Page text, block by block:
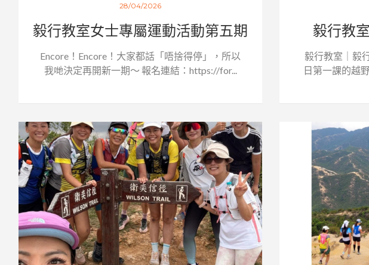
28/04/2026
毅行教室女士專屬運動活動第五期
Encore！Encore！大家都話「唔捨得停」，所以
我哋決定再開新一期～ 報名連結：https://for...
毅行教
毅行教室｜毅
日第一課的越